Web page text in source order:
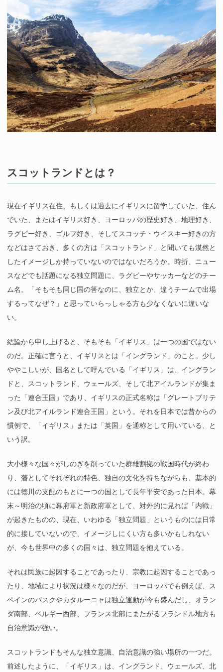
スコットランドとは？
現在イギリス在住、もしくは過去にイギリスに留学していた、住ん
でいた、またはイギリス好き、ヨーロッパの歴史好き、地理好き、
ラグビー好き、ゴルフ好き、そしてスコッチ・ウイスキー好きの方
などはさておき、多くの方は「スコットランド」と聞いても漠然と
したイメージしか持っていないのではないだろうか。時折、ニュー
スなどでも話題になる独立問題に、ラグビーやサッカーなどのチー
ム名。「そもそも同じ国の筈なのに、独立とか、違うチームで出場
するってなぜ？」と思っていらっしゃる方も少なくないに違いな
い。
結論から申し上げると、そもそも「イギリス」は一つの国ではない
のだ。正確に言うと、イギリスとは「イングランド」のこと。少し
ややこしいが、国名として呼んでいる「イギリス」は、イングラン
ドと、スコットランド、ウェールズ、そして北アイルランドが集ま
った「連合王国」であり、イギリスの正式名称は「グレートブリテ
ン及び北アイルランド連合王国」という。それを日本では昔からの
慣例で、「イギリス」または「英国」を通称として用いている、と
いう訳。
大小様々な国々がしのぎを削っていた群雄割拠の戦国時代が終わ
り、藩としてそれぞれの特色、独自の文化を持ちながらも、基本的
には徳川の支配のもとに一つの国として長年平安であった日本。幕
末～明治の頃に幕府軍と新政府軍として、対外的に見れば「内戦」
が起きたものの、現在、いわゆる「独立問題」というものには日常
的に接していないので、イメージしにくい方も多いかもしれない
が、今も世界中の多くの国々は、独立問題を抱えている。
それは民族に起因することであったり、宗教に起因することであっ
たり、地域により状況は様々なのだが、ヨーロッパでも例えば、ス
ペインのバスクやカタルーニャは独立運動が今も盛んだし、オラン
ダ南部、ベルギー西部、フランス北部にまたがるフランドル地方も
自治意識が強い。
スコットランドもそんな独立意識、自治意識の強い場所の一つだ。
前述したように、「イギリス」は、イングランド、ウェールズ、北